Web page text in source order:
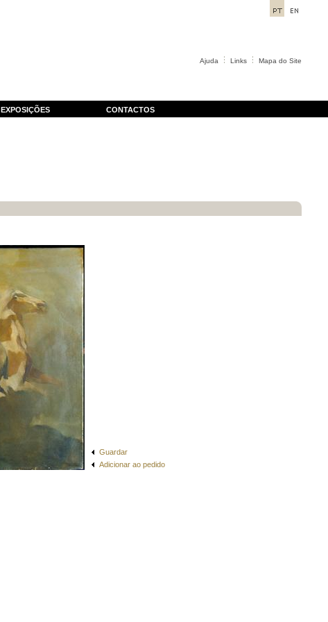
Ajuda Links Mapa do Site
EXPOSIÇÕES CONTACTOS
Guardar
Adicionar ao pedido